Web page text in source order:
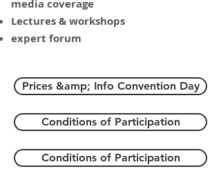
media coverage
Lectures & workshops
expert forum
Prices &amp; Info Convention Day
Conditions of Participation
Conditions of Participation